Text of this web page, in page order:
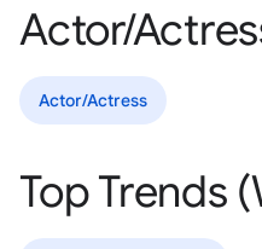
Actor/
Actor/Actress
Top Trends